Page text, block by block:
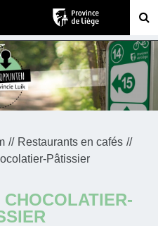
Restaurants en cafés
Pâtissier